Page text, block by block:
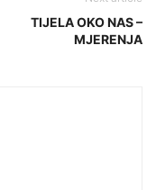
TIJELA OKO NAS –
MJERENJA